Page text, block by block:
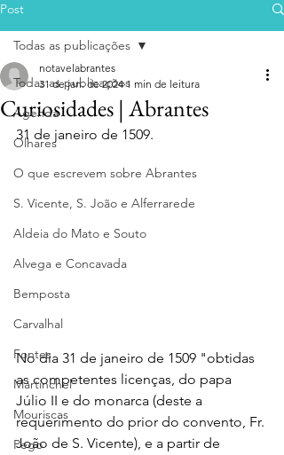
Post
Todas as publicações
Agenda
Olhares
O que escrevem sobre Abrantes
S. Vicente, S. João e Alferrarede
Aldeia do Mato e Souto
Alvega e Concavada
Bemposta
Carvalhal
Fontes
Martinchel
Mouriscas
Pego
Todas as publicações
Curiosidades | Abrantes
notavelabrantes
31 de jan. de 2024 1 min de leitura
31 de janeiro de 1509.
No dia 31 de janeiro de 1509 "obtidas
as competentes licenças, do papa
Júlio II e do monarca (deste a
requerimento do prior do convento, Fr.
João de S. Vicente), e a partir de